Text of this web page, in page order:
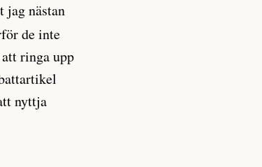
jag nästan
de inte
ringa upp
nyttja